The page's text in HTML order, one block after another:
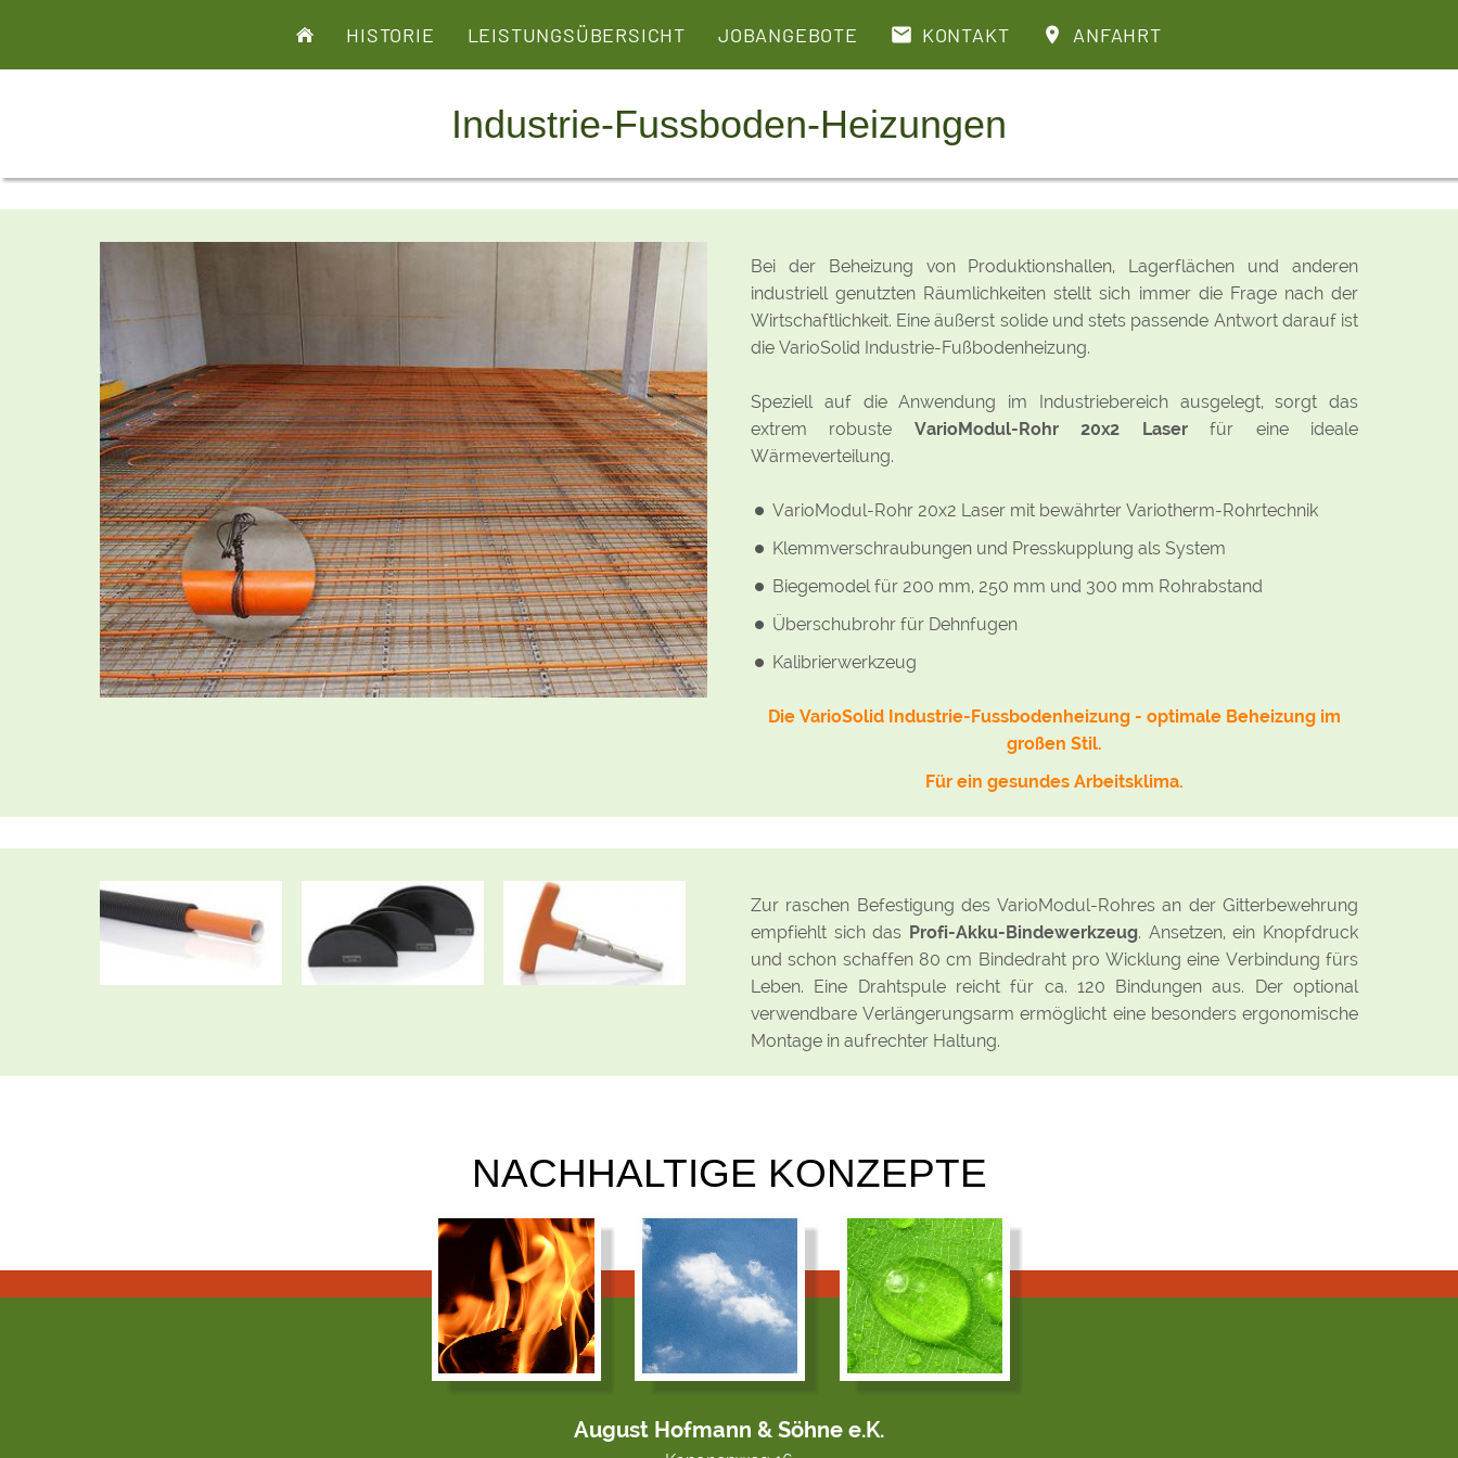
HISTORIE LEISTUNGSÜBERSICHT JOBANGEBOTE KONTAKT ANFAHRT
Industrie-Fussboden-Heizungen
Bei der Beheizung von Produktionshallen, Lagerflächen und anderen
industriell genutzten Räumlichkeiten stellt sich immer die Frage nach der
Wirtschaftlichkeit. Eine äußerst solide und stets passende Antwort darauf ist
die VarioSolid Industrie-Fußbodenheizung.
Speziell auf die Anwendung im Industriebereich ausgelegt, sorgt das
extrem robuste VarioModul-Rohr 20x2 Laserfür eine ideale
Wärmeverteilung.
VarioModul-Rohr 20x2 Laser mit bewährter Variotherm-Rohrtechnik
Klemmverschraubungen und Presskupplung als System
Biegemodel für 200 mm, 250 mm und 300 mm Rohrabstand
Überschubrohr für Dehnfugen
Kalibrierwerkzeug
Die VarioSolid Industrie-Fussbodenheizung - optimale Beheizung im
großen Stil.
Für ein gesundes Arbeitsklima.
Zur raschen Befestigung des VarioModul-Rohres an der Gitterbewehrung
empfiehlt sich das Profi-Akku-Bindewerkzeug. Ansetzen, ein Knopfdruck
und schon schaffen 80 cm Bindedraht pro Wicklung eine Verbindung fürs
Leben. Eine Drahtspule reicht für ca. 120 Bindungen aus. Der optional
verwendbare Verlängerungsarm ermöglicht eine besonders ergonomische
Montage in aufrechter Haltung.
NACHHALTIGE KONZEPTE
August Hofmann & Söhne e.K.